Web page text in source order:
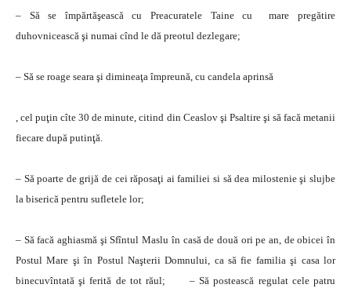
– Să se împărtăşească cu Preacuratele Taine cu mare pregătire
duhovnicească şi numai cînd le dă preotul dezlegare;
– Să se roage seara şi dimineaţa împreună, cu candela aprinsă
, cel puţin cîte 30 de minute, citind din Ceaslov şi Psaltire şi să facă metanii
fiecare după putinţă.
– Să poarte de grijă de cei răposaţi ai familiei si să dea milostenie şi slujbe
la biserică pentru sufletele lor;
– Să facă aghiasmă şi Sfîntul Maslu în casă de două ori pe an, de obicei în
Postul Mare şi în Postul Naşterii Domnului, ca să fie familia şi casa lor
binecuvîntată şi ferită de tot răul; – Să postească regulat cele patru